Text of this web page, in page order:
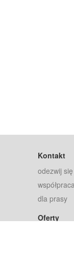
Kontakt
odezwij
dla prasy
Oferty